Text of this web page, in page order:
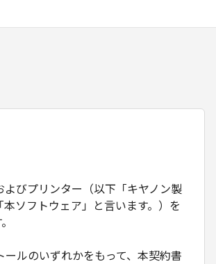
びプリンター（以下「キヤノン製
ソフトウェア」と言います。）を
ルのいずれかをもって、本契約書